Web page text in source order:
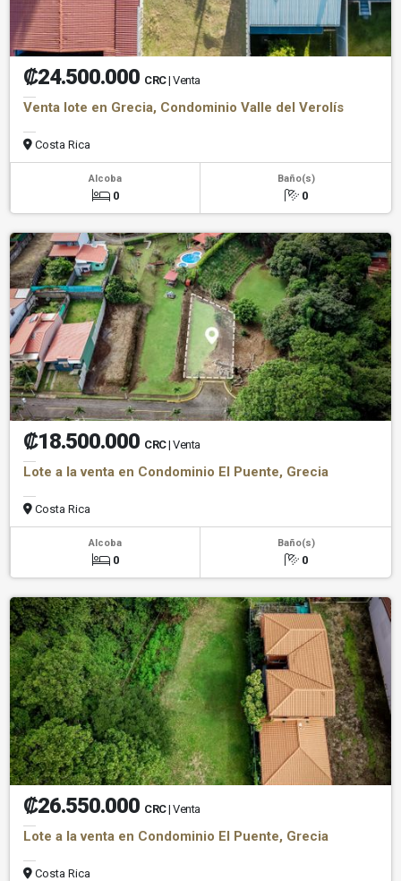
₡24.500.000 CRC| Venta
Venta lote en Grecia, Condominio Valle del Verolís
Costa Rica
Alcoba
0
Baño(s)
0
₡18.500.000 CRC| Venta
Lote a la venta en Condominio El Puente, Grecia
Costa Rica
Alcoba
0
Baño(s)
0
₡26.550.000 CRC| Venta
Lote a la venta en Condominio El Puente, Grecia
Costa Rica